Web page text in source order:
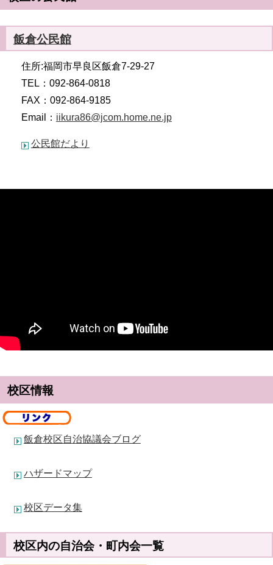
飯倉公民館
住所:福岡市早良区飯倉7-29-27
TEL：092-864-0818
FAX：092-864-9185
Email： iikura86@jcom.home.ne.jp
公民館だより
校区情報
飯倉校区自治協議会ブログ
ハザードマップ
校区データ集
校区内の自治会・町内会一覧